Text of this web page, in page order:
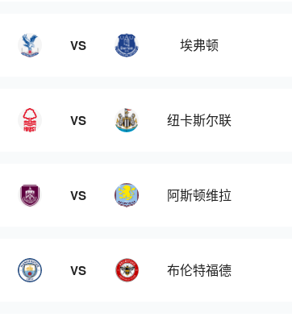
VS 埃弗顿
VS 纽卡斯尔联
VS 阿斯顿维拉
VS 布伦特福德